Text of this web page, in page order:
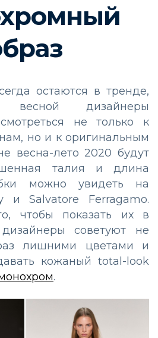
остаются в тренде,
дизайнеры
не только к
но и к оригинальным
весна-лето 2020 будут
талия и длина
можно увидеть на
и Salvatore Ferragamo.
чтобы показать их в
советуют не
лишними цветами и
кожаный total-look
.